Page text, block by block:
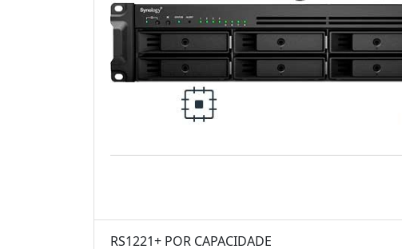
RS1221+ POR CAPACIDADE